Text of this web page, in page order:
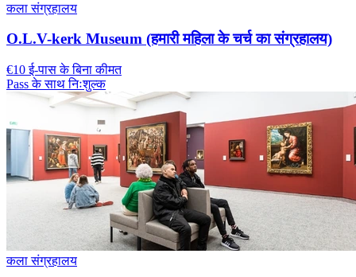
कला संग्रहालय
O.L.V-kerk Museum (हमारी महिला के चर्च का संग्रहालय)
€10 ई-पास के बिना कीमत
Pass के साथ निःशुल्क
कला संग्रहालय